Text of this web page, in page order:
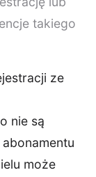
takiego
ze
nie są
może